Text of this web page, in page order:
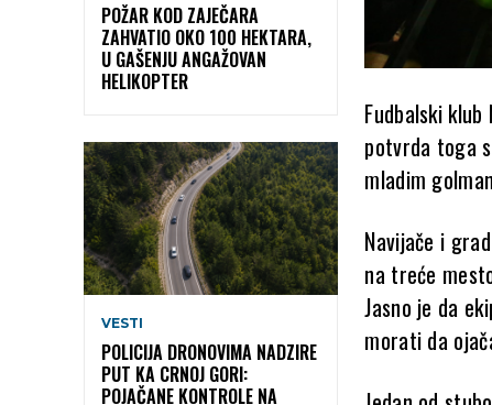
POŽAR KOD ZAJEČARA
ZAHVATIO OKO 100 HEKTARA,
U GAŠENJU ANGAŽOVAN
HELIKOPTER
VESTI
POLICIJA DRONOVIMA NADZIRE
PUT KA CRNOJ GORI:
POJAČANE KONTROLE NA
Fudbalski
potvrda toga
mladim
Navijače i
na treće
Jasno je da
morati da